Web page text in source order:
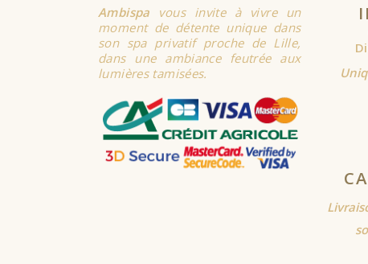
Ambispa vous invite à vivre un
moment de détente unique dans
son spa privatif proche de Lille,
dans une ambiance feutrée aux
lumières tamisées.